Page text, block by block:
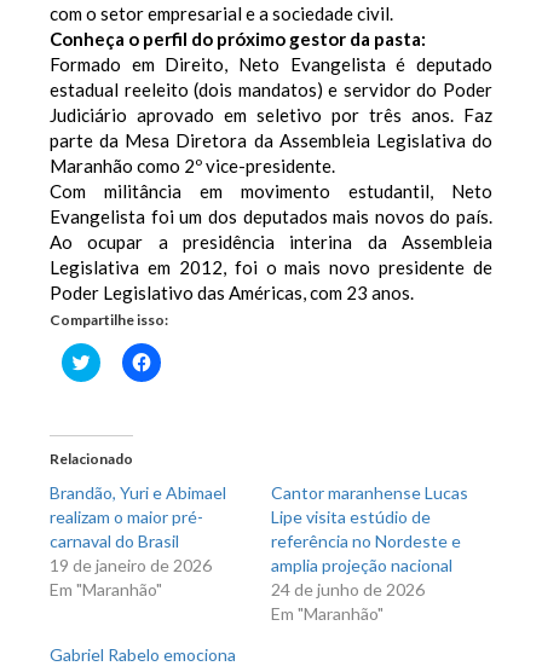
com o setor empresarial e a sociedade civil.
Conheça o perfil do próximo gestor da pasta:
Formado em Direito, Neto Evangelista é deputado
estadual reeleito (dois mandatos) e servidor do Poder
Judiciário aprovado em seletivo por três anos. Faz
parte da Mesa Diretora da Assembleia Legislativa do
Maranhão como 2º vice-presidente.
Com militância em movimento estudantil, Neto
Evangelista foi um dos deputados mais novos do país.
Ao ocupar a presidência interina da Assembleia
Legislativa em 2012, foi o mais novo presidente de
Poder Legislativo das Américas, com 23 anos.
Compartilhe isso:
Clique
para
em
nova
janela)
Clique
para
Relacionado
Brandão, Yuri e Abimael
realizam o maior pré-
carnaval do Brasil
19 de janeiro de 2026
Em "Maranhão"
Cantor maranhense Lucas
Lipe visita estúdio de
referência no Nordeste e
amplia projeção nacional
24 de junho de 2026
Em "Maranhão"
Gabriel Rabelo emociona